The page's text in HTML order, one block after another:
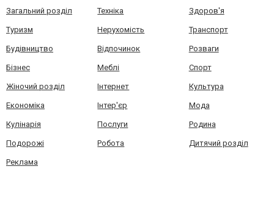
Загальний розділ Техніка Здоров'я
Туризм Нерухомість Транспорт
Будівництво Відпочинок Розваги
Бізнес Меблі Спорт
Жіночий розділ Інтернет Культура
Економіка Інтер'єр Мода
Кулінарія Послуги Родина
Подорожі Робота Дитячий розділ
Реклама